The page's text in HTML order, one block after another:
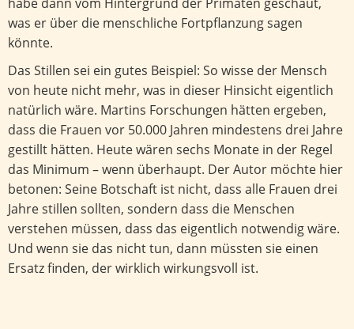
was er über die menschliche Fortpflanzung sagen
könnte.
Das Stillen sei ein gutes Beispiel: So wisse der Mensch
von heute nicht mehr, was in dieser Hinsicht eigentlich
natürlich wäre. Martins Forschungen hätten ergeben,
dass die Frauen vor 50.000 Jahren mindestens drei Jahre
gestillt hätten. Heute wären sechs Monate in der Regel
das Minimum – wenn überhaupt. Der Autor möchte hier
betonen: Seine Botschaft ist nicht, dass alle Frauen drei
Jahre stillen sollten, sondern dass die Menschen
verstehen müssen, dass das eigentlich notwendig wäre.
Und wenn sie das nicht tun, dann müssten sie einen
Ersatz finden, der wirklich wirkungsvoll ist.